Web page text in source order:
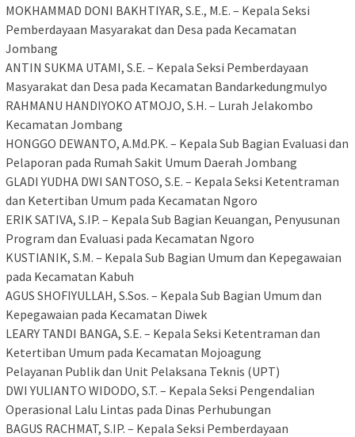
​MOKHAMMAD DONI BAKHTIYAR, S.E., M.E. – Kepala Seksi
Pemberdayaan Masyarakat dan Desa pada Kecamatan
Jombang
​ANTIN SUKMA UTAMI, S.E. – Kepala Seksi Pemberdayaan
Masyarakat dan Desa pada Kecamatan Bandarkedungmulyo
​RAHMANU HANDIYOKO ATMOJO, S.H. – Lurah Jelakombo
Kecamatan Jombang
​HONGGO DEWANTO, A.Md.PK. – Kepala Sub Bagian Evaluasi dan
Pelaporan pada Rumah Sakit Umum Daerah Jombang
​GLADI YUDHA DWI SANTOSO, S.E. – Kepala Seksi Ketentraman
dan Ketertiban Umum pada Kecamatan Ngoro
​ERIK SATIVA, S.IP. – Kepala Sub Bagian Keuangan, Penyusunan
Program dan Evaluasi pada Kecamatan Ngoro
​KUSTIANIK, S.M. – Kepala Sub Bagian Umum dan Kepegawaian
pada Kecamatan Kabuh
​AGUS SHOFIYULLAH, S.Sos. – Kepala Sub Bagian Umum dan
Kepegawaian pada Kecamatan Diwek
​LEARY TANDI BANGA, S.E. – Kepala Seksi Ketentraman dan
Ketertiban Umum pada Kecamatan Mojoagung
​Pelayanan Publik dan Unit Pelaksana Teknis (UPT)
​DWI YULIANTO WIDODO, S.T. – Kepala Seksi Pengendalian
Operasional Lalu Lintas pada Dinas Perhubungan
​BAGUS RACHMAT, S.IP. – Kepala Seksi Pemberdayaan